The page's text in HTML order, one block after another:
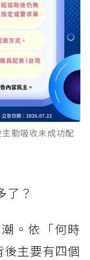
動吸收未成功配
了？
。依「何時
主要有四個